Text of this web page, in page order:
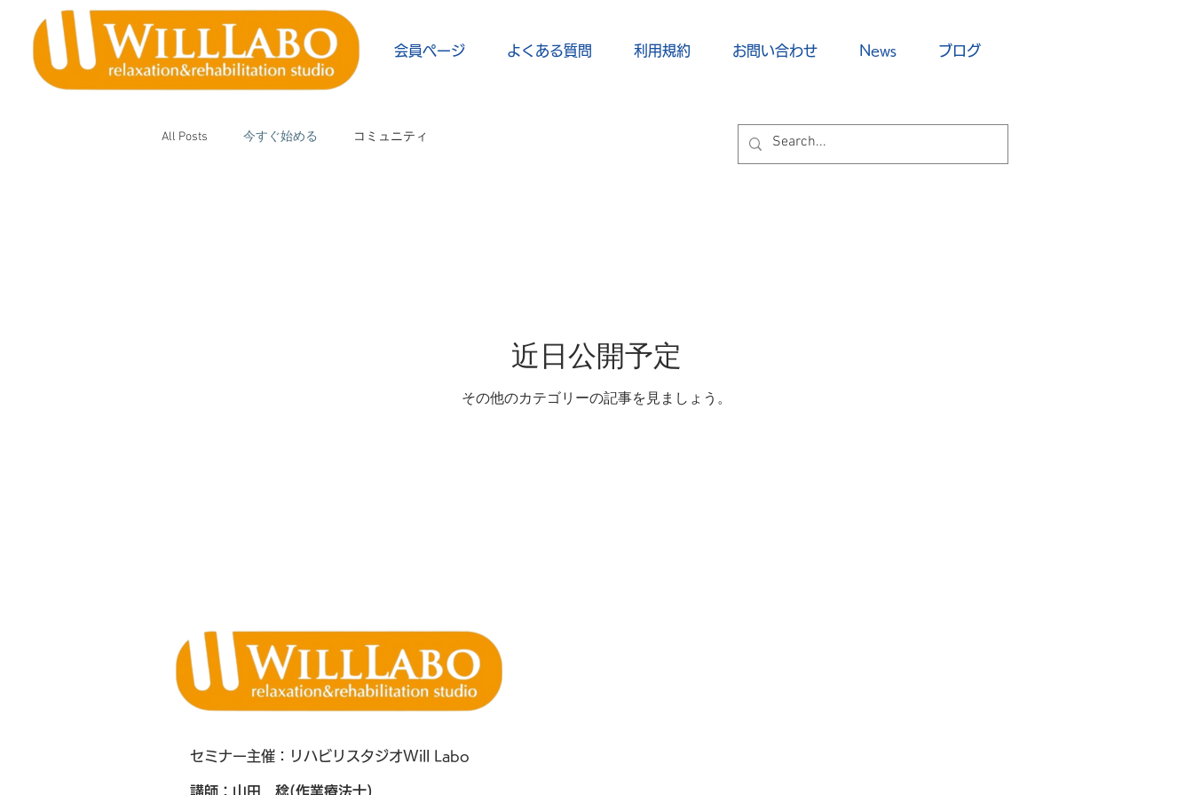
会員ページ よくある質問 利用規約 お問い合わせ News ブログ
All Posts 今すぐ始める コミュニティ
近日公開予定
その他のカテゴリーの記事を見ましょう。
セミナー主催：リハビリスタジオWill Labo
講師：山田 稔(作業療法士)